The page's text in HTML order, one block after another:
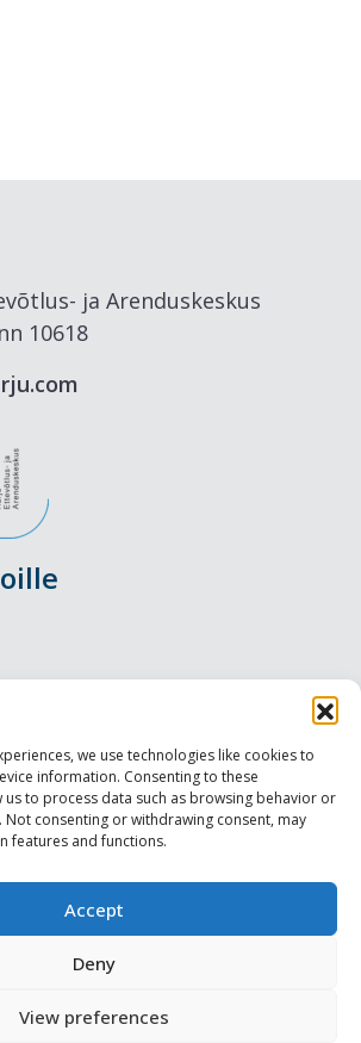
we use technologies like cookies to
information. Consenting to these
to process data such as browsing behavior or
Not consenting or withdrawing consent, may
features and functions.
Accept
Deny
View preferences
ja Arenduskeskus
10618
& Läänemaa DMO